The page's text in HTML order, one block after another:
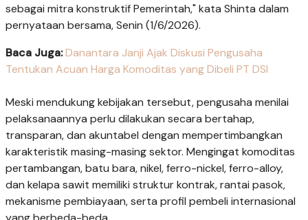
sebagai mitra konstruktif Pemerintah," kata Shinta dalam
pernyataan bersama, Senin (1/6/2026).
Baca Juga:Danantara Janji Ajak Diskusi Pengusaha
Tentukan Acuan Harga Komoditas yang Dibeli PT DSI
Meski mendukung kebijakan tersebut, pengusaha menilai
pelaksanaannya perlu dilakukan secara bertahap,
transparan, dan akuntabel dengan mempertimbangkan
karakteristik masing-masing sektor. Mengingat komoditas
pertambangan, batu bara, nikel, ferro-nickel, ferro-alloy,
dan kelapa sawit memiliki struktur kontrak, rantai pasok,
mekanisme pembiayaan, serta profil pembeli internasional